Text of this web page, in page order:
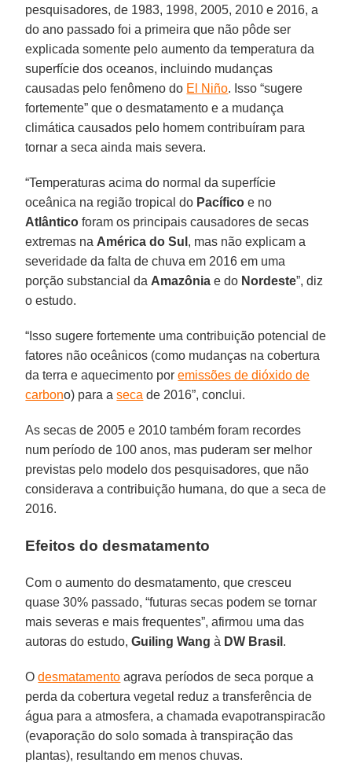
pesquisadores, de 1983, 1998, 2005, 2010 e 2016, a
do ano passado foi a primeira que não pôde ser
explicada somente pelo aumento da temperatura da
superfície dos oceanos, incluindo mudanças
causadas pelo fenômeno do El Niño. Isso “sugere
fortemente” que o desmatamento e a mudança
climática causados pelo homem contribuíram para
tornar a seca ainda mais severa.
“Temperaturas acima do normal da superfície
oceânica na região tropical do Pacífico e no
Atlântico foram os principais causadores de secas
extremas na América do Sul , mas não explicam a
severidade da falta de chuva em 2016 em uma
porção substancial da Amazônia e do Nordeste”, diz
o estudo.
“Isso sugere fortemente uma contribuição potencial de
fatores não oceânicos (como mudanças na cobertura
da terra e aquecimento poremissões de dióxido de
carbono) para aseca de 2016”, conclui.
As secas de 2005 e 2010 também foram recordes
num período de 100 anos, mas puderam ser melhor
previstas pelo modelo dos pesquisadores, que não
considerava a contribuição humana, do que a seca de
2016.
Efeitos do desmatamento
Com o aumento do desmatamento, que cresceu
quase 30% passado, “futuras secas podem se tornar
mais severas e mais frequentes”, afirmou uma das
autoras do estudo,Guiling Wang à DW Brasil .
Odesmatamento agrava períodos de seca porque a
perda da cobertura vegetal reduz a transferência de
água para a atmosfera, a chamada evapotranspiracão
(evaporação do solo somada à transpiração das
plantas), resultando em menos chuvas.